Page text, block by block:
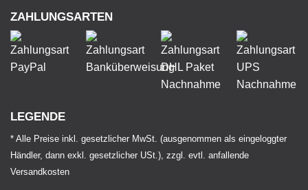
ZAHLUNGSARTEN
LEGENDE
* Alle Preise inkl. gesetzlicher MwSt. (ausgenommen als eingeloggter
Händler, dann exkl. gesetzlicher USt.), zzgl. evtl. anfallende
Versandkosten